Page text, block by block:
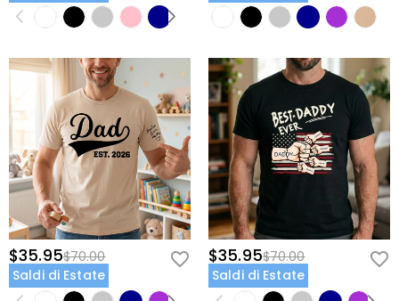
$35.95$70.00
Saldi di Estate
$35.95$70.00
Saldi di Estate